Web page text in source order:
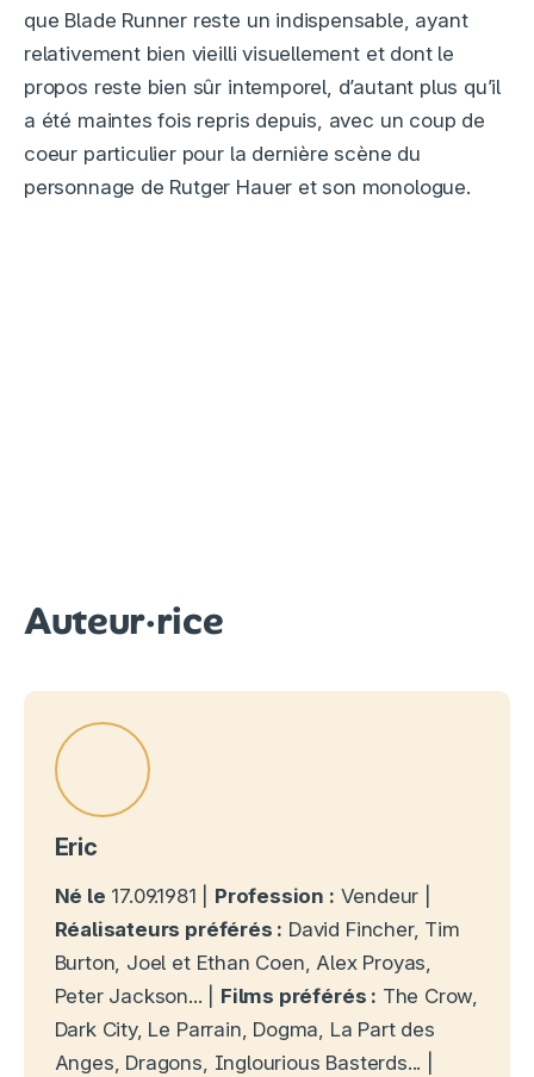
que Blade Runner reste un indispensable, ayant
relativement bien vieilli visuellement et dont le
propos reste bien sûr intemporel, d’autant plus qu’il
a été maintes fois repris depuis, avec un coup de
coeur particulier pour la dernière scène du
personnage de Rutger Hauer et son monologue.
Auteur·rice
Eric
Né le 17.09.1981 | Profession : Vendeur |
Réalisateurs préférés : David Fincher, Tim
Burton, Joel et Ethan Coen, Alex Proyas,
Peter Jackson... | Films préférés : The Crow,
Dark City, Le Parrain, Dogma, La Part des
Anges, Dragons, Inglourious Basterds... |